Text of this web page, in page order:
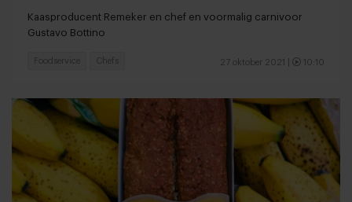
Kaasproducent Remeker en chef en voormalig carnivoor
Gustavo Bottino
27 oktober 2021 10:10
Foodservice Chefs